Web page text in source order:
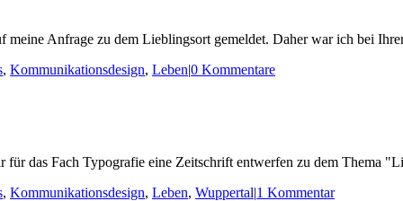
meine Anfrage zu dem Lieblingsort gemeldet. Daher war ich bei
, Kommunikationsdesign, Leben|0 Kommentare
das Fach Typografie eine Zeitschrift entwerfen zu dem Thema
, Kommunikationsdesign, Leben, Wuppertal|1 Kommentar